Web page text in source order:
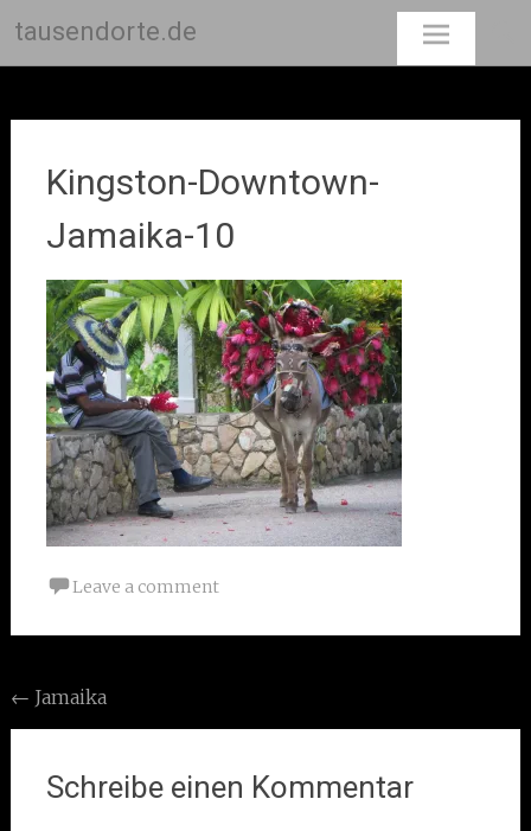
tausendorte.de
Kingston-Downtown-
Jamaika-10
Leave a comment
Post
navigation
← Jamaika
Schreibe einen Kommentar